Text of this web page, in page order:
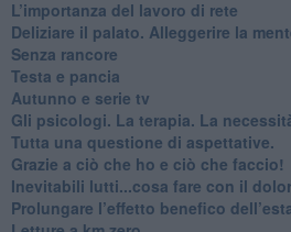
​L’importanza del lavoro di rete
​Deliziare il palato. Alleggerire la
​Senza rancore
​Testa e pancia
​Autunno e serie tv
​Gli psicologi. La terapia. La
​Tutta una questione di aspettative.
​Grazie a ciò che ho e ciò che faccio!
​Inevitabili lutti...cosa fare con il
Prolungare l’effetto benefico